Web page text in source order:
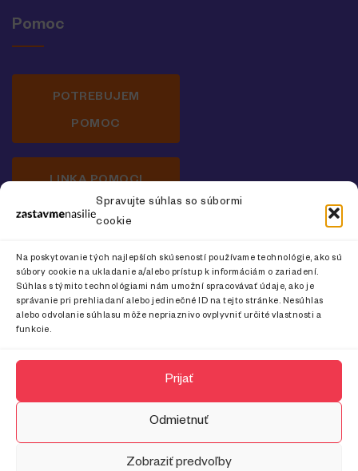
Spravujte súhlas so súbormi
cookie
Na poskytovanie tých najlepších skúseností používame technológie, ako sú
súbory cookie na ukladanie a/alebo prístup k informáciám o zariadení.
Súhlas s týmito technológiami nám umožní spracovávať údaje, ako je
správanie pri prehliadaní alebo jedinečné ID na tejto stránke. Nesúhlas
alebo odvolanie súhlasu môže nepriaznivo ovplyvniť určité vlastnosti a
funkcie.
Prijať
Odmietnuť
Zobraziť predvoľby
Pomoc
POTREBUJEM
POMOC
LINKA POMOCI
Newsletter o prevencii násilia na ženách
CHCEM ODOBERAŤ